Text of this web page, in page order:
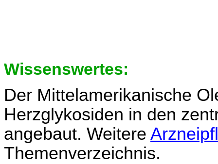
Wissenswertes:
Der Mittelamerikanische
Herzglykosiden in den
angebaut. Weitere
Themenverzeichnis.